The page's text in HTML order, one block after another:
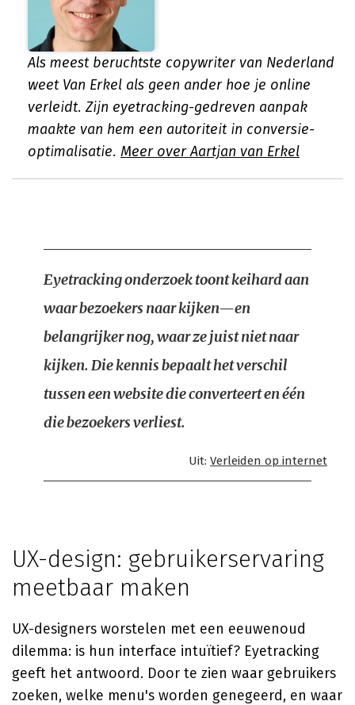
Als meest beruchtste copywriter van Nederland
weet Van Erkel als geen ander hoe je online
verleidt. Zijn eyetracking-gedreven aanpak
maakte van hem een autoriteit in conversie-
optimalisatie. Meer over Aartjan van Erkel
Eyetracking onderzoek toont keihard aan
waar bezoekers naar kijken—en
belangrijker nog, waar ze juist niet naar
kijken. Die kennis bepaalt het verschil
tussen een website die converteert en één
die bezoekers verliest.
Uit: Verleiden op internet
UX-design: gebruikerservaring
meetbaar maken
UX-designers worstelen met een eeuwenoud
dilemma: is hun interface intuïtief? Eyetracking
geeft het antwoord. Door te zien waar gebruikers
zoeken, welke menu's worden genegeerd, en waar